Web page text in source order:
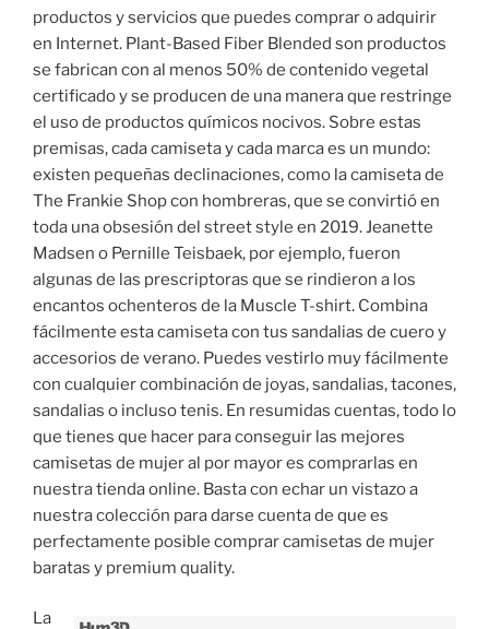
productos y servicios que puedes comprar o adquirir
en Internet. Plant-Based Fiber Blended son productos
se fabrican con al menos 50% de contenido vegetal
certificado y se producen de una manera que restringe
el uso de productos químicos nocivos. Sobre estas
premisas, cada camiseta y cada marca es un mundo:
existen pequeñas declinaciones, como la camiseta de
The Frankie Shop con hombreras, que se convirtió en
toda una obsesión del street style en 2019. Jeanette
Madsen o Pernille Teisbaek, por ejemplo, fueron
algunas de las prescriptoras que se rindieron a los
encantos ochenteros de la Muscle T-shirt. Combina
fácilmente esta camiseta con tus sandalias de cuero y
accesorios de verano. Puedes vestirlo muy fácilmente
con cualquier combinación de joyas, sandalias, tacones,
sandalias o incluso tenis. En resumidas cuentas, todo lo
que tienes que hacer para conseguir las mejores
camisetas de mujer al por mayor es comprarlas en
nuestra tienda online. Basta con echar un vistazo a
nuestra colección para darse cuenta de que es
perfectamente posible comprar camisetas de mujer
baratas y premium quality.
La